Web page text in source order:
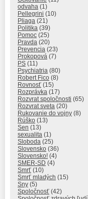
odvaha (1)
Pellegrini (10)
Pliaga (21)
Politika (39)
Pomoc (25)
Pravda (20)
Prevencia (23)
Prokopová (7)
PS (11)
Psychiatria (80)
Robert Fico (8)
Rovnosť (15)
Rozprávka (17)
Rozvrat spoločnosti (65)
Rozvrat sveta (20)
Rukovanie do vojny (8)
Rúško (13)
Sen (13)
sexualita (1)
Sloboda (25)
Slovensko (36)
Slovensko! (4)
SMER-SD (4)
Smrť (10)
Smrť mladých (15)
Sny (5)
Spoločnosť (42)